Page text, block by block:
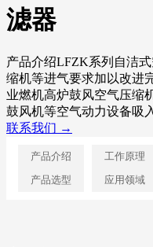
滤器
产品介绍LFZK系列自洁
缩机等进气要求加以改进
业燃机高炉鼓风空气压缩
鼓风机等空气动力设备吸
联系我们 →
产品介绍 工作原理
产品选型
应用领域